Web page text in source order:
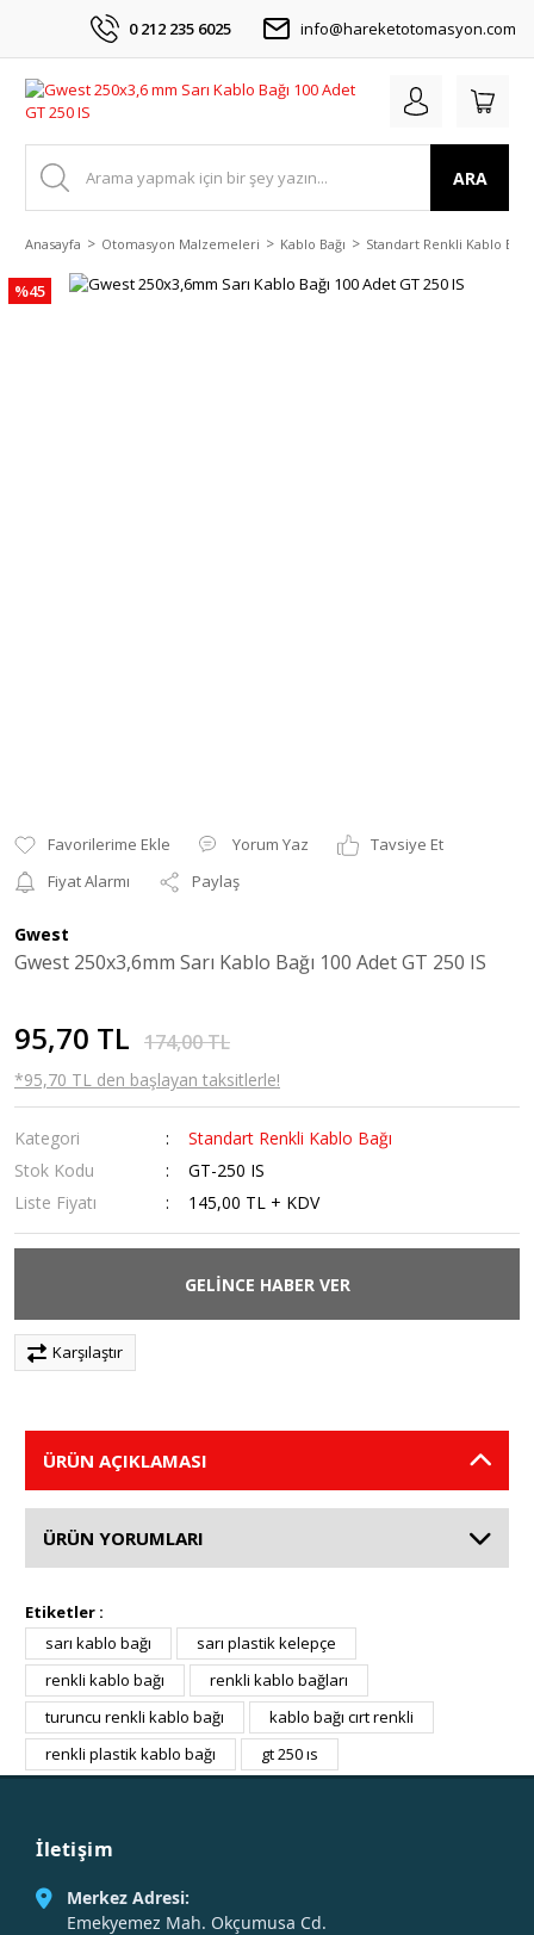
0 212 235 6025 info@hareketotomasyon.com
ARA
Anasayfa Otomasyon Malzemeleri Kablo Bağı Standart Renkli Kablo Bağı
%45
Yorum Yaz
Tavsiye Et
Fiyat Alarmı
Paylaş
Gwest
Gwest 250x3,6mm Sarı Kablo Bağı 100 Adet GT 250 IS
95,70 TL 174,00 TL
*95,70 TL den başlayan taksitlerle!
Kategori
Standart Renkli Kablo Bağı
Stok Kodu
GT-250 IS
Liste Fiyatı
145,00 TL + KDV
GELİNCE HABER VER
Karşılaştır
ÜRÜN AÇIKLAMASI
ÜRÜN YORUMLARI
Etiketler :
sarı kablo bağı
sarı plastik kelepçe
renkli kablo bağı
renkli kablo bağları
turuncu renkli kablo bağı
kablo bağı cırt renkli
renkli plastik kablo bağı
gt 250 ıs
İletişim
Merkez Adresi:
Emekyemez Mah. Okçumusa Cd.